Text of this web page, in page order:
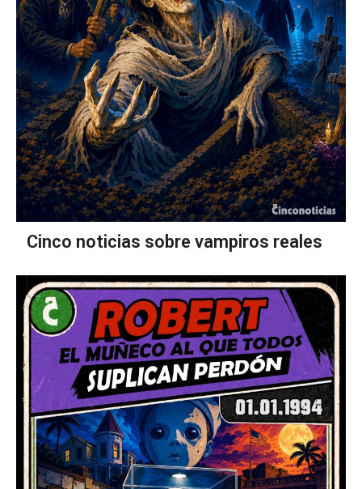
Cinco noticias sobre vampiros reales